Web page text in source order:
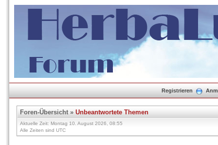
Registrieren
Foren-Übersicht» Unbeantwortete Themen
Aktuelle Zeit: Montag 10. August 2026, 08:55
Alle Zeiten sind UTC